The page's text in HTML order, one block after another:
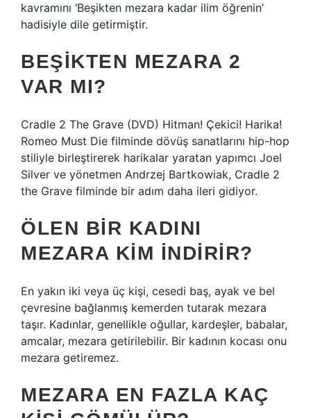
kavramını ‘Beşikten mezara kadar ilim öğrenin’
hadisiyle dile getirmiştir.
BEŞIKTEN MEZARA 2
VAR MI?
Cradle 2 The Grave (DVD) Hitman! Çekici! Harika!
Romeo Must Die filminde dövüş sanatlarını hip-hop
stiliyle birleştirerek harikalar yaratan yapımcı Joel
Silver ve yönetmen Andrzej Bartkowiak, Cradle 2
the Grave filminde bir adım daha ileri gidiyor.
ÖLEN BIR KADINI
MEZARA KIM INDIRIR?
En yakın iki veya üç kişi, cesedi baş, ayak ve bel
çevresine bağlanmış kemerden tutarak mezara
taşır. Kadınlar, genellikle oğullar, kardeşler, babalar,
amcalar, mezara getirilebilir. Bir kadının kocası onu
mezara getiremez.
MEZARA EN FAZLA KAÇ